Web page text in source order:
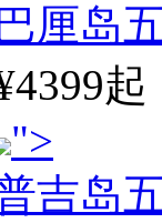
厘岛
起
">
吉岛